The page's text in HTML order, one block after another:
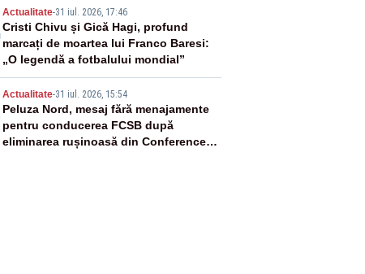
Actualitate-31 iul. 2026, 17:46
Cristi Chivu și Gică Hagi, profund
marcați de moartea lui Franco Baresi:
„O legendă a fotbalului mondial”
Actualitate-31 iul. 2026, 15:54
Peluza Nord, mesaj fără menajamente
pentru conducerea FCSB după
eliminarea rușinoasă din Conference